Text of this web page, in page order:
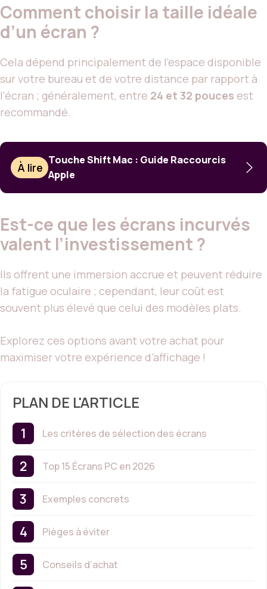
Comment choisir la taille idéale
d’un écran ?
Cela dépend principalement de l’espace disponible
sur votre bureau et de votre distance par rapport à
l’écran ; généralement, entre 24 et 32 pouces est
recommandé.
À lire
Touche Shift Mac : Guide Raccourcis
Apple
Est-ce que les écrans incurvés
valent l’investissement ?
Ils offrent une immersion accrue et peuvent réduire
la fatigue oculaire ; cependant, leur coût est
souvent plus élevé que celui des modèles plats.
Explorez ces options avant votre achat pour
maximiser votre expérience d’affichage !
PLAN DE L'ARTICLE
Les critères de sélection des écrans
Top 15 Écrans PC en 2026
Exemples concrets
Pièges à éviter
Conseils d’achat